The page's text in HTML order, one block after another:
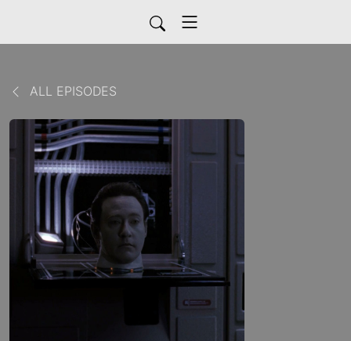
ALL EPISODES